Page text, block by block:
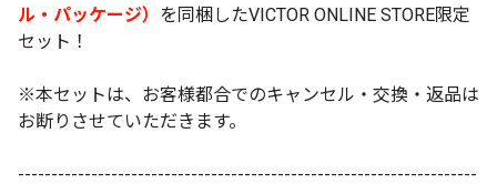
ル・パッケージ） を同梱したVICTOR ONLINE STORE限定
セット！
※本セットは、お客様都合でのキャンセル・交換・返品は
お断りさせていただきます。
---------------------------------------------------------------------